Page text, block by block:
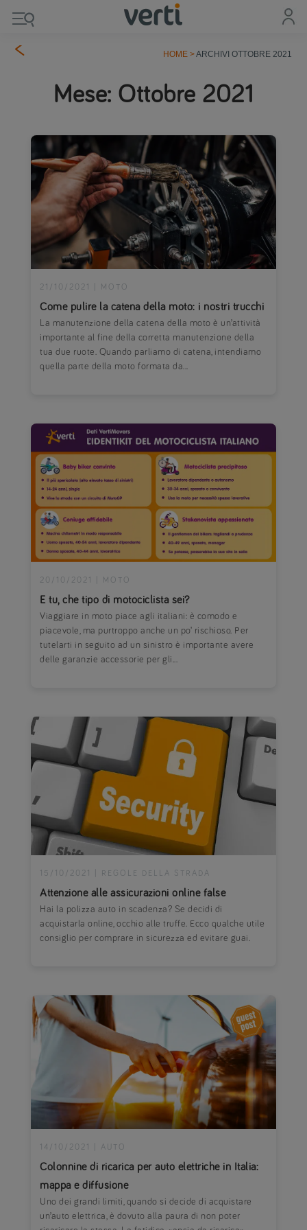
HOME>ARCHIVI OTTOBRE 2021
Mese: Ottobre 2021
Come pulire la catena della moto: i nostri trucchi
21/10/2021 MOTO
La manutenzione della catena della moto è un’attività
importante al fine della corretta manutenzione della
tua due ruote. Quando parliamo di catena, intendiamo
quella parte della moto formata da...
E tu, che tipo di motociclista sei?
20/10/2021 MOTO
Viaggiare in moto piace agli italiani: è comodo e
piacevole, ma purtroppo anche un po’ rischioso. Per
tutelarti in seguito ad un sinistro è importante avere
delle garanzie accessorie per gli...
Attenzione alle assicurazioni online false
15/10/2021 REGOLE DELLA STRADA
Hai la polizza auto in scadenza? Se decidi di
acquistarla online, occhio alle truffe. Ecco qualche utile
consiglio per comprare in sicurezza ed evitare guai.
Colonnine di ricarica per auto elettriche in Italia:
mappa e diffusione
14/10/2021 AUTO
Uno dei grandi limiti, quando si decide di acquistare
un’auto elettrica, è dovuto alla paura di non poter